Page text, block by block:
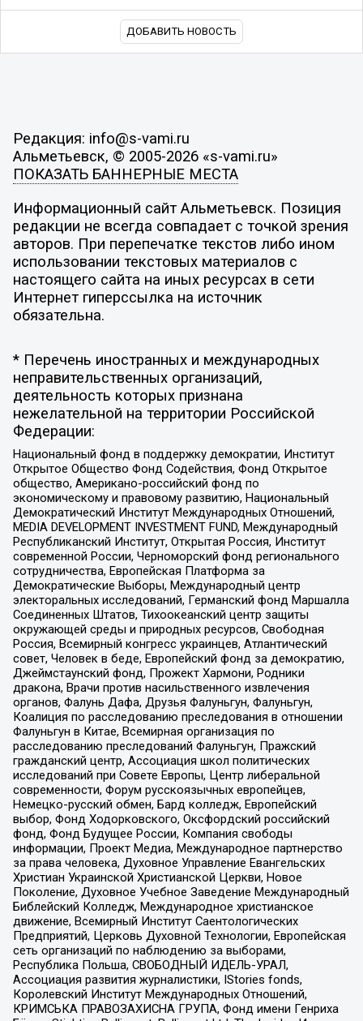
ДОБАВИТЬ НОВОСТЬ
Редакция: info@s-vami.ru
Альметьевск, © 2005-2026 «s-vami.ru»
ПОКАЗАТЬ БАННЕРНЫЕ МЕСТА
Информационный сайт Альметьевск. Позиция
редакции не всегда совпадает с точкой зрения
авторов. При перепечатке текстов либо ином
использовании текстовых материалов с
настоящего сайта на иных ресурсах в сети
Интернет гиперссылка на источник
обязательна.
* Перечень иностранных и международных
неправительственных организаций,
деятельность которых признана
нежелательной на территории Российской
Федерации:
Национальный фонд в поддержку демократии, Институт
Открытое Общество Фонд Содействия, Фонд Открытое
общество, Американо-российский фонд по
экономическому и правовому развитию, Национальный
Демократический Институт Международных Отношений,
MEDIA DEVELOPMENT INVESTMENT FUND, Международный
Республиканский Институт, Открытая Россия, Институт
современной России, Черноморский фонд регионального
сотрудничества, Европейская Платформа за
Демократические Выборы, Международный центр
электоральных исследований, Германский фонд Маршалла
Соединенных Штатов, Тихоокеанский центр защиты
окружающей среды и природных ресурсов, Свободная
Россия, Всемирный конгресс украинцев, Атлантический
совет, Человек в беде, Европейский фонд за демократию,
Джеймстаунский фонд, Прожект Хармони, Родники
дракона, Врачи против насильственного извлечения
органов, Фалунь Дафа, Друзья Фалуньгун, Фалуньгун,
Коалиция по расследованию преследования в отношении
Фалуньгун в Китае, Всемирная организация по
расследованию преследований Фалуньгун, Пражский
гражданский центр, Ассоциация школ политических
исследований при Совете Европы, Центр либеральной
современности, Форум русскоязычных европейцев,
Немецко-русский обмен, Бард колледж, Европейский
выбор, Фонд Ходорковского, Оксфордский российский
фонд, Фонд Будущее России, Компания свободы
информации, Проект Медиа, Международное партнерство
за права человека, Духовное Управление Евангельских
Христиан Украинской Христианской Церкви, Новое
Поколение, Духовное Учебное Заведение Международный
Библейский Колледж, Международное христианское
движение, Всемирный Институт Саентологических
Предприятий, Церковь Духовной Технологии, Европейская
сеть организаций по наблюдению за выборами,
Республика Польша, СВОБОДНЫЙ ИДЕЛЬ-УРАЛ,
Ассоциация развития журналистики, IStories fonds,
Королевский Институт Международных Отношений,
КРИМСЬКА ПРАВОЗАХИСНА ГРУПА, Фонд имени Генриха